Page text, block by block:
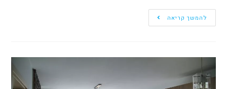
להמשך קריאה